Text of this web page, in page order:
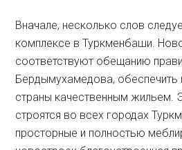
Вначале, несколько слов
комплексе в Туркменбаши.
соответствуют обещанию
Бердымухамедова,
страны качественным жильем.
строятся во всех городах
просторные и полностью